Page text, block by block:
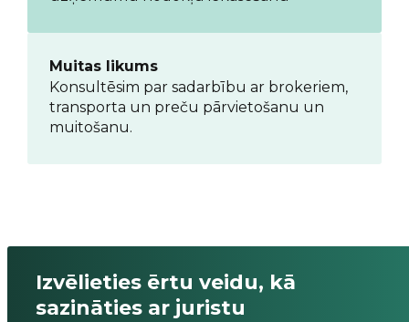
Muitas likums
Konsultēsim par sadarbību ar brokeriem,
transporta un preču pārvietošanu un
muitošanu.
Izvēlieties ērtu veidu, kā
sazināties ar juristu